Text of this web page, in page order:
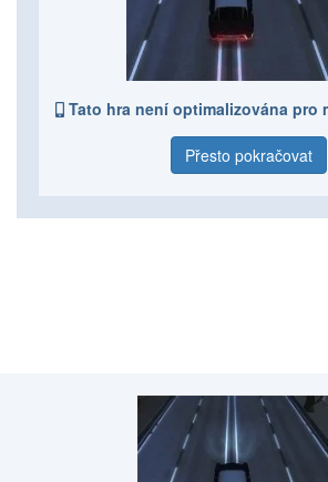
Tato hra není optimalizována pro
Přesto pokračovat